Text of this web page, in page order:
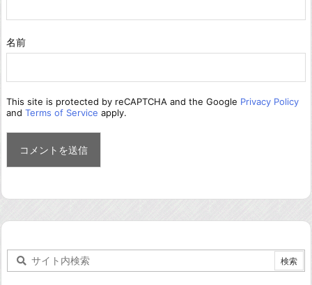
名前
This site is protected by reCAPTCHA and the Google Privacy Policy
and Terms of Service apply.